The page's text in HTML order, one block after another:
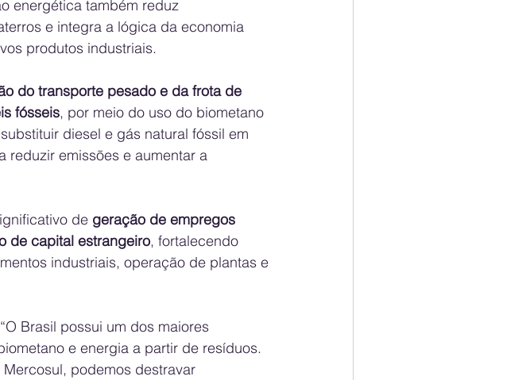
energética também reduz
e integra a lógica da economia
produtos industriais.
do transporte pesado e da frota de
fósseis, por meio do uso do biometano
diesel e gás natural fóssil em
reduzir emissões e aumentar a
de geração de empregos
de capital estrangeiro, fortalecendo
industriais, operação de plantas e
Brasil possui um dos maiores
e energia a partir de resíduos.
podemos destravar